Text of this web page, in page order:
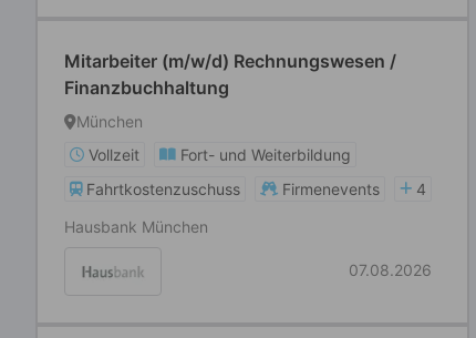
Mitarbeiter (m/w/d) Rechnungswesen /
Finanzbuchhaltung
München
Vollzeit
Fort- und Weiterbildung
Fahrtkostenzuschuss
Firmenevents
4
Hausbank München
07.08.2026